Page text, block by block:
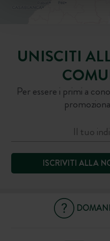
UNISCITI
Per essere i primi a
ISCRIVITI ALLA